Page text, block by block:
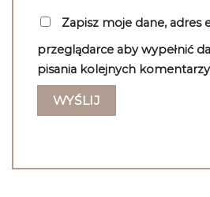
Zapisz moje dane, adres
przeglądarce aby wypełnić
pisania kolejnych